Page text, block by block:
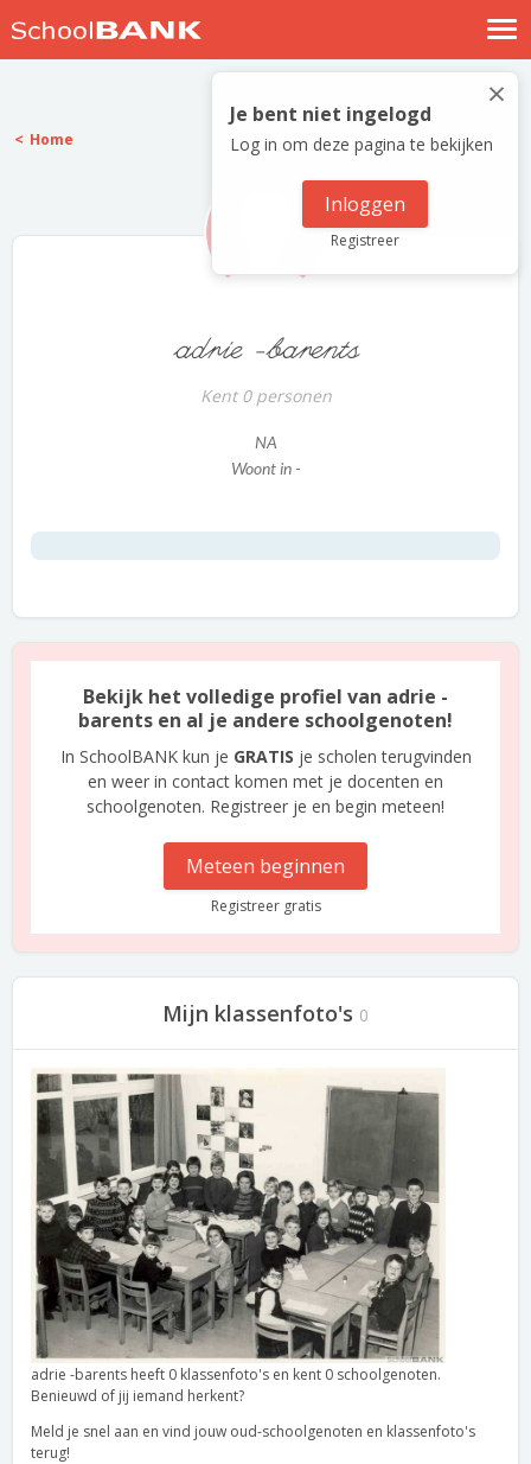
Nostalgische verhalen
Log in
Meld je gratis aan
×
Je bent niet ingelogd
Log in om deze pagina te bekijken
Inloggen
Registreer
Home
adrie -barents
Kent 0 personen
NA
Woont in -
Bekijk het volledige profiel van adrie -
barents en al je andere schoolgenoten!
In SchoolBANK kun je GRATIS je scholen terugvinden
en weer in contact komen met je docenten en
schoolgenoten. Registreer je en begin meteen!
Meteen beginnen
Registreer gratis
Mijn klassenfoto's 0
adrie -barents heeft 0 klassenfoto's en kent 0 schoolgenoten.
Benieuwd of jij iemand herkent?
Meld je snel aan en vind jouw oud-schoolgenoten en klassenfoto's
terug!